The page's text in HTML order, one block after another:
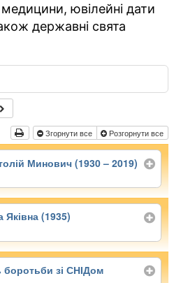
медицини, ювілейні дати
державні свята
Згорнути все Розгорнути все
Минович (1930 – 2019)
Яківна (1935)
боротьби зі СНІДом